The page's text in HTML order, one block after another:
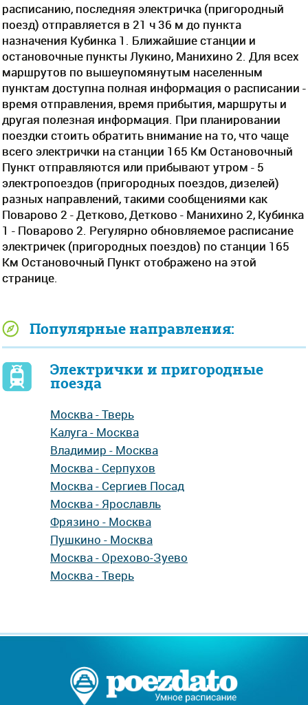
расписанию, последняя электричка (пригородный
поезд) отправляется в 21 ч 36 м до пункта
назначения Кубинка 1. Ближайшие станции и
остановочные пункты Лукино, Манихино 2. Для всех
маршрутов по вышеупомянутым населенным
пунктам доступна полная информация о расписании -
время отправления, время прибытия, маршруты и
другая полезная информация. При планировании
поездки стоить обратить внимание на то, что чаще
всего электрички на станции 165 Км Остановочный
Пункт отправляются или прибывают утром - 5
электропоездов (пригородных поездов, дизелей)
разных направлений, такими сообщениями как
Поварово 2 - Детково, Детково - Манихино 2, Кубинка
1 - Поварово 2. Регулярно обновляемое расписание
электричек (пригородных поездов) по станции 165
Км Остановочный Пункт отображено на этой
странице.
Популярные направления:
Электрички и пригородные
поезда
Москва - Тверь
Калуга - Москва
Владимир - Москва
Москва - Серпухов
Москва - Сергиев Посад
Москва - Ярославль
Фрязино - Москва
Пушкино - Москва
Москва - Орехово-Зуево
Москва - Тверь